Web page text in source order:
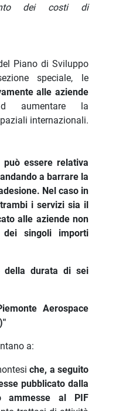
dei costi di
Piano di Sviluppo
speciale, le
alle aziende
aumentare la
internazionali.
può essere relativa
a barrare la
Nel caso in
i servizi sia il
alle aziende non
singoli importi
della durata di sei
Aerospace
a:
che, a seguito
pubblicato dalla
ammesse al PIF